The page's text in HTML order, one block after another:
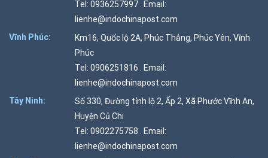
Tel: 0936257997 . Email:
lienhe@indochinapost.com
Vĩnh Phúc:
Km16, Quốc lộ 2A, Phúc Thắng, Phúc Yên, Vĩnh
Phúc
Tel: 0906251816 . Email:
lienhe@indochinapost.com
Tây Ninh:
Số 330, Đường tỉnh lộ 2, Ấp 2, Xã Phước Vĩnh An,
Huyện Củ Chi
Tel: 0902275758 . Email:
lienhe@indochinapost.com